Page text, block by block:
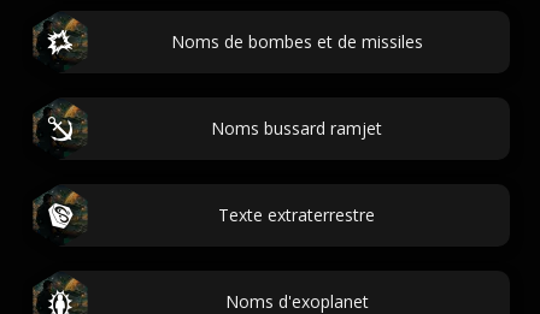
Noms de bombes et de missiles
Noms bussard ramjet
Texte extraterrestre
Noms d'exoplanet